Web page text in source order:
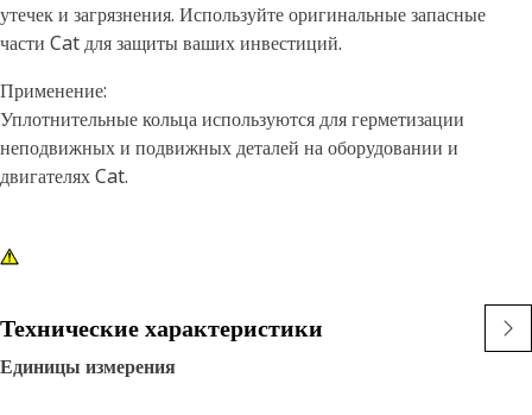
утечек и загрязнения. Используйте оригинальные запасные
части Cat для защиты ваших инвестиций.
Применение:
Уплотнительные кольца используются для герметизации
неподвижных и подвижных деталей на оборудовании и
двигателях Cat.
Технические характеристики
Единицы измерения